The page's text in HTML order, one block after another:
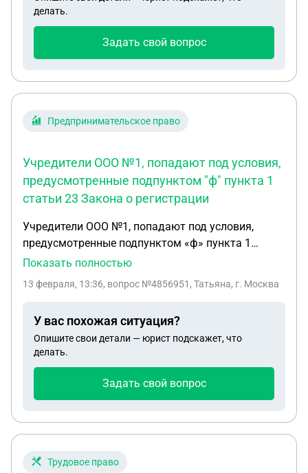
делать.
Задать свой вопрос
Предпринимательское право
Учредители ООО №1, попадают под условия,
предусмотренные подпунктом "ф" пункта 1
статьи 23 Закона о регистрации
Учредители ООО №1, попадают под условия,
предусмотренные подпунктом «ф» пункта 1
статьи 23 Закона о регистрации (Федеральный
исключением из ЕГРЮЛ ООО №2 (дата
учредителями и директором. Ограничение
действует до 20.09.2026. Вопрос: могут ли
учредители ООО №1, выбрать и зарегистрировать
будет ли отказ от ИФНС?
Показать полностью
13 февраля, 13:36, вопрос №4856951, Татьяна, г. Москва
У вас похожая ситуация?
Опишите свои детали — юрист подскажет, что
делать.
Задать свой вопрос
Трудовое право